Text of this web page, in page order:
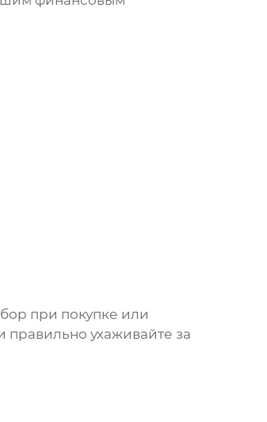
при покупке или
ухаживайте за